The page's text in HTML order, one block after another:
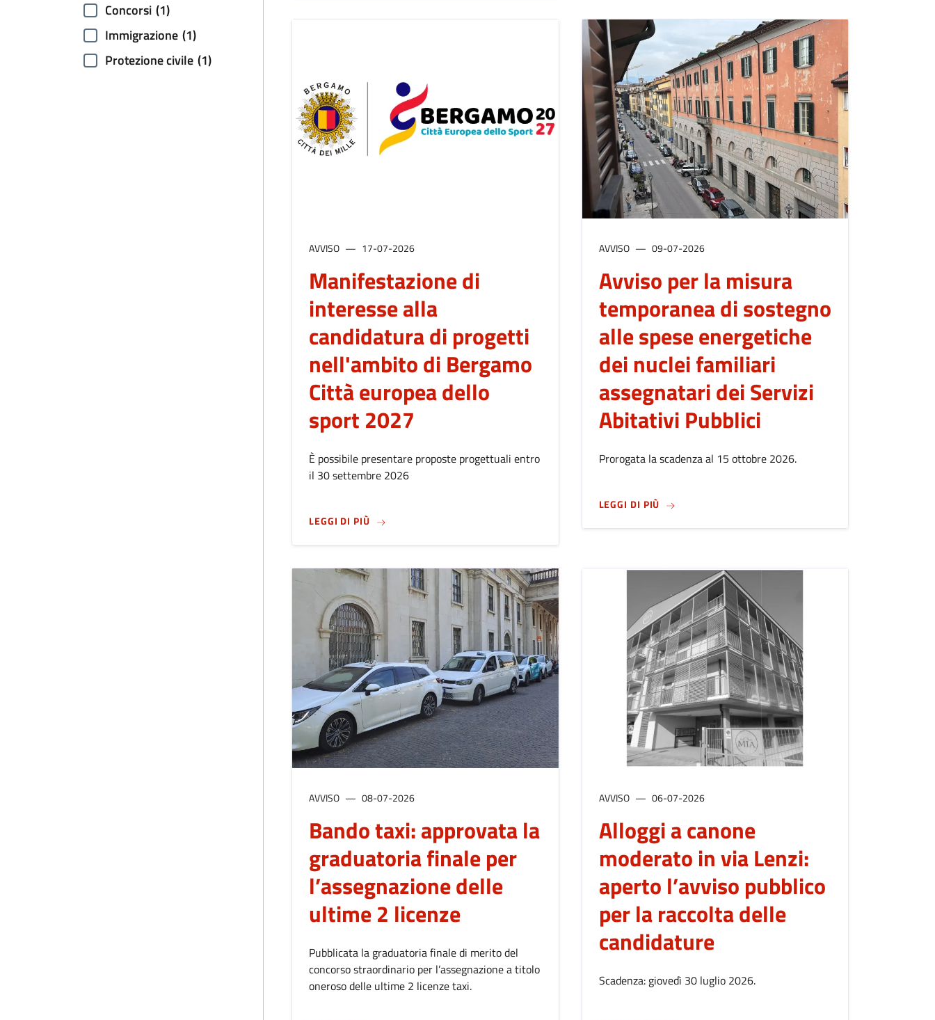
Concorsi (1)
Immigrazione (1)
Protezione civile (1)
AVVISO 17-07-2026
Manifestazione di
interesse alla
candidatura di progetti
nell'ambito di Bergamo
Città europea dello
sport 2027
È possibile presentare proposte progettuali entro
il 30 settembre 2026
LEGGI DI PIÙSUMANIFESTAZIONE DI INTERESSE ALLA CANDIDATURA DI PROGETTI NELL'AMBITO DI BERGAMO CITTÀ EUROPEA
AVVISO 09-07-2026
Avviso per la misura
temporanea di sostegno
alle spese energetiche
dei nuclei familiari
assegnatari dei Servizi
Abitativi Pubblici
Prorogata la scadenza al 15 ottobre 2026.
LEGGI DI PIÙ SU
AVVISO 08-07-2026
Bando taxi: approvata la
graduatoria finale per
l’assegnazione delle
ultime 2 licenze
Pubblicata la graduatoria finale di merito del
concorso straordinario per l’assegnazione a titolo
oneroso delle ultime 2 licenze taxi.
AVVISO 06-07-2026
Alloggi a canone
moderato in via Lenzi:
aperto l’avviso pubblico
per la raccolta delle
candidature
Scadenza: giovedì 30 luglio 2026.